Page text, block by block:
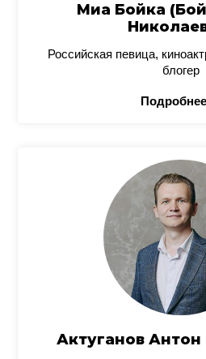
Миа Бойка
Российская певица,
блогер
Актуганов